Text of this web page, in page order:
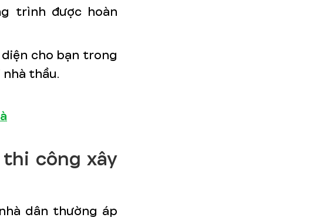
trình được hoàn
cho bạn trong
thầu.
công xây
dân thường áp